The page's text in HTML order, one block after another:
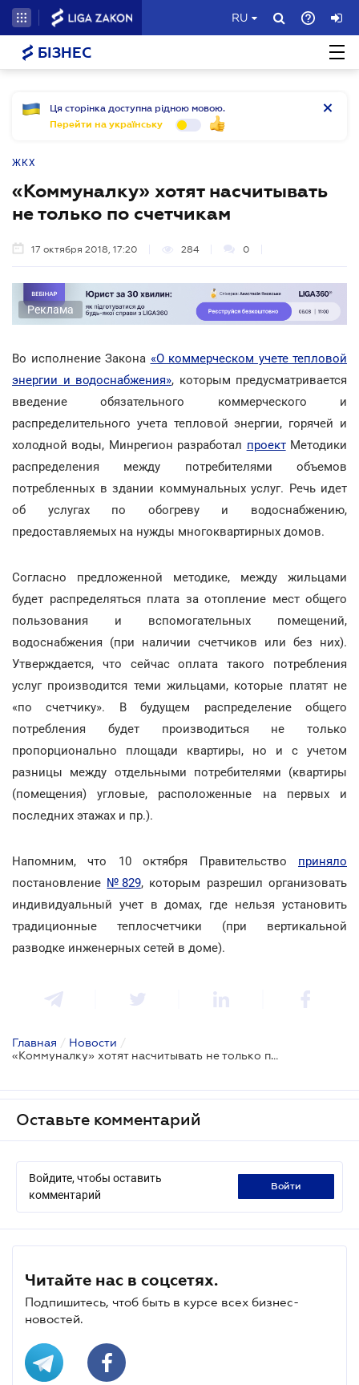
RU
БІЗНЕС
Ця сторінка доступна рідною мовою.
Перейти на українську
ЖКХ
«Коммуналку» хотят насчитывать
не только по счетчикам
17 октября 2018, 17:20 284 0
Реклама
Во исполнение Закона «О коммерческом учете тепловой
энергии и водоснабжения», которым предусматривается
введение обязательного коммерческого и
распределительного учета тепловой энергии, горячей и
холодной воды, Минрегион разработал проектМетодики
распределения между потребителями объемов
потребленных в здании коммунальных услуг. Речь идет
об услугах по обогреву и водоснабжению,
предоставляемых на нужды многоквартирных домов.
Согласно предложенной методике, между жильцами
будет распределяться плата за отопление мест общего
пользования и вспомогательных помещений,
водоснабжения (при наличии счетчиков или без них).
Утверждается, что сейчас оплата такого потребления
услуг производится теми жильцами, которые платят не
«по счетчику». В будущем распределение общего
потребления будет производиться не только
пропорционально площади квартиры, но и с учетом
разницы между отдельными потребителями (квартиры
(помещения) угловые, расположенные на первых и
последних этажах и пр.).
Напомним, что 10 октября Правительство приняло
постановление №829, которым разрешил организовать
индивидуальный учет в домах, где нельзя установить
традиционные теплосчетчики (при вертикальной
разводке инженерных сетей в доме).
Главная / Новости /
«Коммуналку» хотят насчитывать не только по счетчикам
Оставьте комментарий
Войдите, чтобы оставить
комментарий
войти
Читайте нас в соцсетях.
Подпишитесь, чтоб быть в курсе всех бизнес-
новостей.